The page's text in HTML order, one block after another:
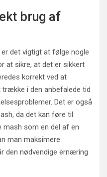
brug af
det vigtigt at følge nogle
at sikre, at det er sikkert
korrekt ved at
i den anbefalede tid
Det er også
da det kan føre til
mash som en del af en
man maksimere
den nødvendige ernæring